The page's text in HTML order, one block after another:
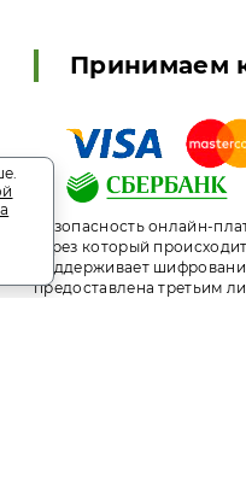
Принимаем
Безопасность онлайн-
через который
поддерживает
предоставлена третьим